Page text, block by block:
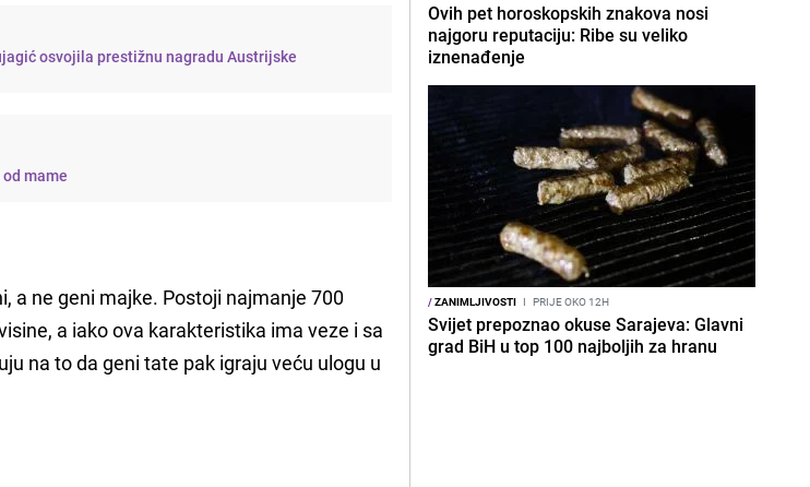
osvojila prestižnu nagradu Austrijske
mame
a ne geni majke. Postoji najmanje 700
a iako ova karakteristika ima veze i sa
na to da geni tate pak igraju veću ulogu u
Ovih pet horoskopskih znakova nosi
najgoru reputaciju: Ribe su veliko
iznenađenje
/ZANIMLJIVOSTI I PRIJE OKO 12H
Svijet prepoznao okuse Sarajeva: Glavni
grad BiH u top 100 najboljih za hranu